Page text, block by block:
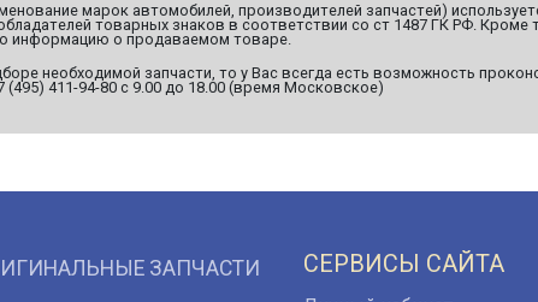
марок автомобилей, производителей запчастей)
товарных знаков в соответствии со ст 1487 ГК РФ. Кроме
информацию о продаваемом товаре.
необходимой запчасти, то у Вас всегда есть возможность
(495) 411-94-80 с 9.00 до 18.00 (время Московское)
ЗАПЧАСТИ СЕРВИСЫ САЙТА